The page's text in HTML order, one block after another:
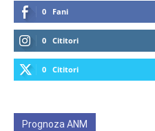
0 Fani
0 Cititori
0 Cititori
Prognoza ANM